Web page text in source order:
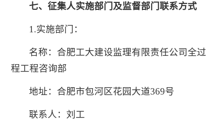
七、征集人实施部门及监督部门联系方式
1.实施部门：
名称：合肥工大建设监理有限责任公司全过
程工程咨询部
地址：合肥市包河区花园大道369号
联系人：刘工